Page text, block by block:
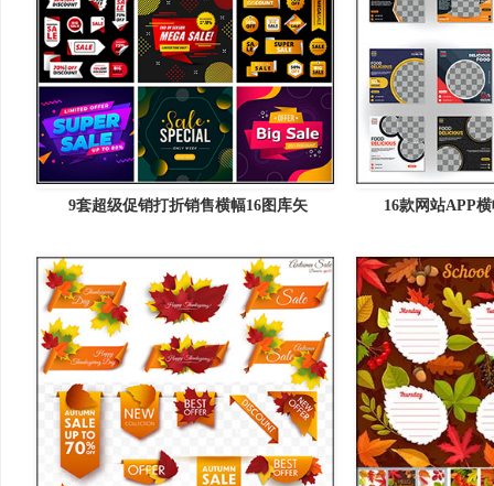
9套超级促销打折销售横幅16图库矢 16款网站APP